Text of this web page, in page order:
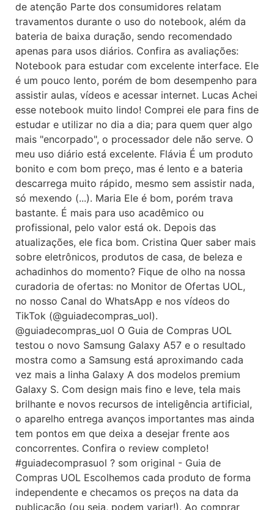
de atenção Parte dos consumidores relatam
travamentos durante o uso do notebook, além da
bateria de baixa duração, sendo recomendado
apenas para usos diários. Confira as avaliações:
Notebook para estudar com excelente interface. Ele
é um pouco lento, porém de bom desempenho para
assistir aulas, vídeos e acessar internet. Lucas Achei
esse notebook muito lindo! Comprei ele para fins de
estudar e utilizar no dia a dia; para quem quer algo
mais "encorpado", o processador dele não serve. O
meu uso diário está excelente. Flávia É um produto
bonito e com bom preço, mas é lento e a bateria
descarrega muito rápido, mesmo sem assistir nada,
só mexendo (...). Maria Ele é bom, porém trava
bastante. É mais para uso acadêmico ou
profissional, pelo valor está ok. Depois das
atualizações, ele fica bom. Cristina Quer saber mais
sobre eletrônicos, produtos de casa, de beleza e
achadinhos do momento? Fique de olho na nossa
curadoria de ofertas: no Monitor de Ofertas UOL,
no nosso Canal do WhatsApp e nos vídeos do
TikTok (@guiadecompras_uol).
@guiadecompras_uol O Guia de Compras UOL
testou o novo Samsung Galaxy A57 e o resultado
mostra como a Samsung está aproximando cada
vez mais a linha Galaxy A dos modelos premium
Galaxy S. Com design mais fino e leve, tela mais
brilhante e novos recursos de inteligência artificial,
o aparelho entrega avanços importantes mas ainda
tem pontos em que deixa a desejar frente aos
concorrentes. Confira o review completo!
#guiadecomprasuol ? som original - Guia de
Compras UOL Escolhemos cada produto de forma
independente e checamos os preços na data da
publicação (ou seja, podem variar!). Ao comprar